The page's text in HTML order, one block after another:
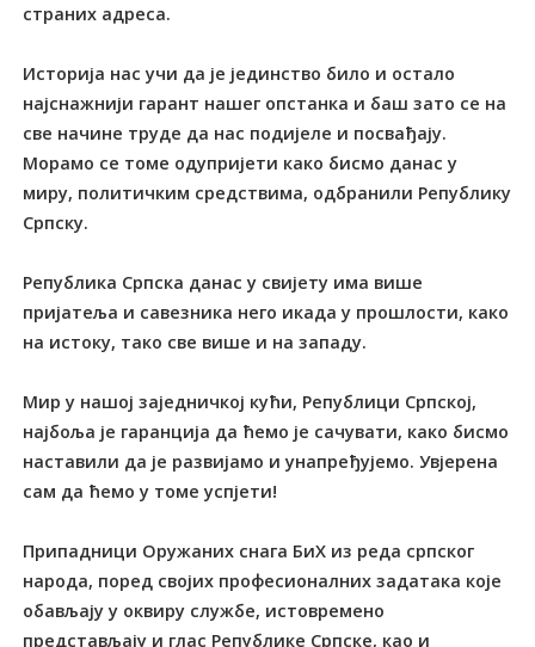
страних адреса.
Историја нас учи да је јединство било и остало
најснажнији гарант нашег опстанка и баш зато се на
све начине труде да нас подијеле и посвађају.
Морамо се томе одупријети како бисмо данас у
миру, политичким средствима, одбранили Републику
Српску.
Република Српска данас у свијету има више
пријатеља и савезника него икада у прошлости, како
на истоку, тако све више и на западу.
Мир у нашој заједничкој кући, Републици Српској,
најбоља је гаранција да ћемо је сачувати, како бисмо
наставили да је развијамо и унапређујемо. Увјерена
сам да ћемо у томе успјети!
Припадници Оружаних снага БиХ из реда српског
народа, поред својих професионалних задатака које
обављају у оквиру службе, истовремено
представљају и глас Републике Српске, као и